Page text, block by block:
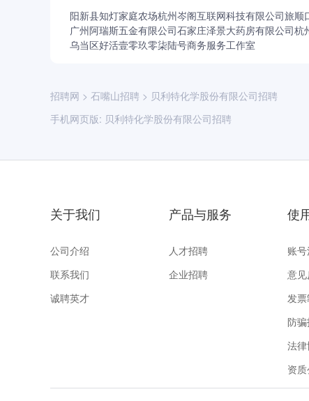
阳新县知灯家庭农场杭州岑阁互联网科技有限公司旅顺
广州阿瑞斯五金有限公司石家庄泽景大药房有限公司杭
乌当区好活壹零玖零柒陆号商务服务工作室
招聘网 > 石嘴山招聘 > 贝利特化学股份有限公司招聘
手机网页版: 贝利特化学股份有限公司招聘
关于我们
公司介绍
联系我们
诚聘英才
产品与服务
人才招聘
企业招聘
使
账
意
发
防
法
资